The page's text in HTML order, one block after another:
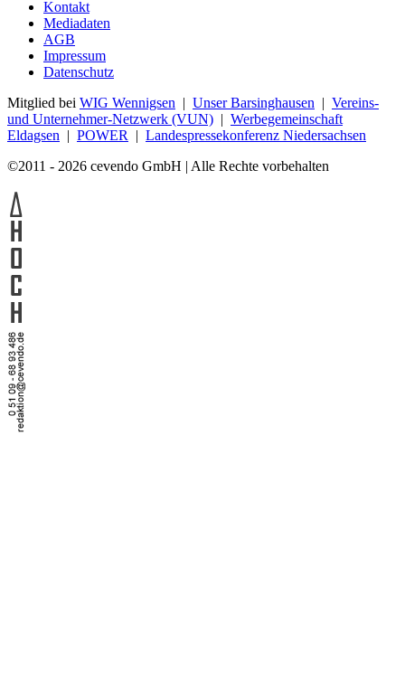
Kontakt
Mediadaten
AGB
Impressum
Datenschutz
Mitglied bei WIG Wennigsen | Unser Barsinghausen | Vereins-
und Unternehmer-Netzwerk (VUN) | Werbegemeinschaft
Eldagsen | POWER | Landespressekonferenz Niedersachsen
©2011 - 2026 cevendo GmbH | Alle Rechte vorbehalten